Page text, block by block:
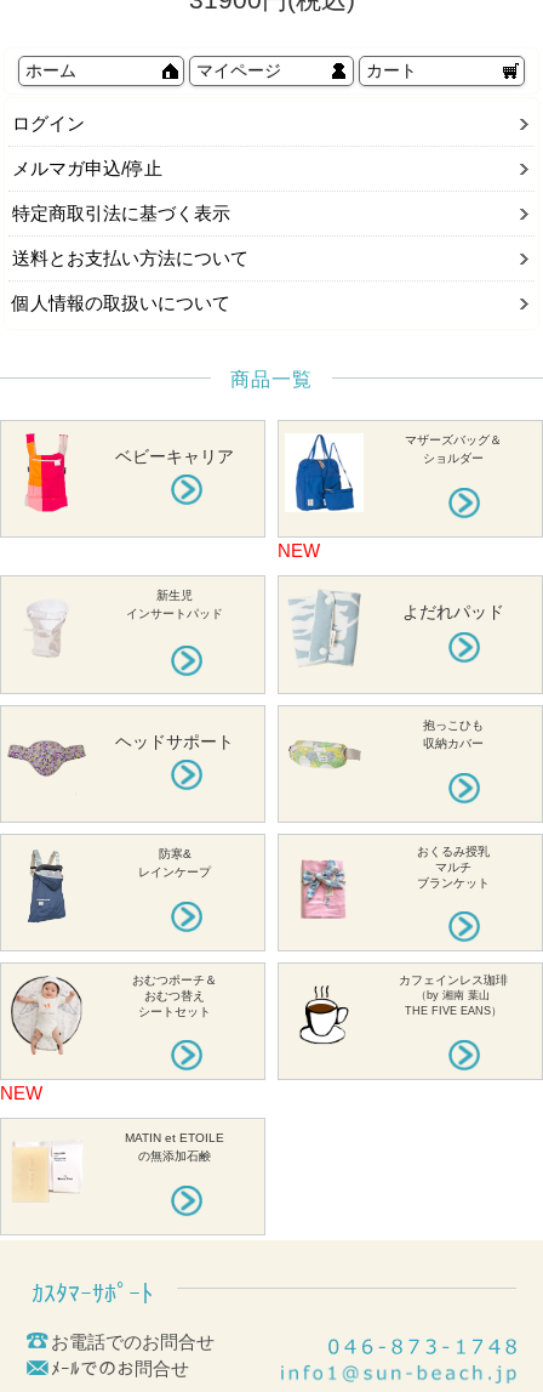
ホーム マイページ カート
ログイン
メルマガ申込/停止
特定商取引法に基づく表示
送料とお支払い方法について
個人情報の取扱いについて
商品一覧
ベビーキャリア
マザーズバッグ＆
ショルダー
NEW
新生児
インサートパッド
よだれパッド
ヘッドサポート
抱っこひも
収納カバー
防寒&
レインケープ
おくるみ授乳
マルチ
ブランケット
おむつポーチ＆
おむつ替え
シートセット
NEW
カフェインレス珈琲
（by 湘南 葉山
THE FIVE EANS）
MATIN et ETOILE
の無添加石鹸
ｶｽﾀﾏｰｻﾎﾟｰﾄ
お電話でのお問合せ
ﾒｰﾙでのお問合せ